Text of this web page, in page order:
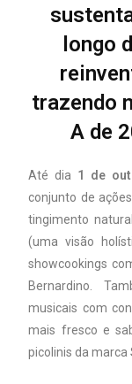
longo
trazendo
A de
Até dia 1 de
conjunto de
tingimento
(uma visão
showcookings
Bernardino.
musicais com
mais fresco e
picolinis da marca